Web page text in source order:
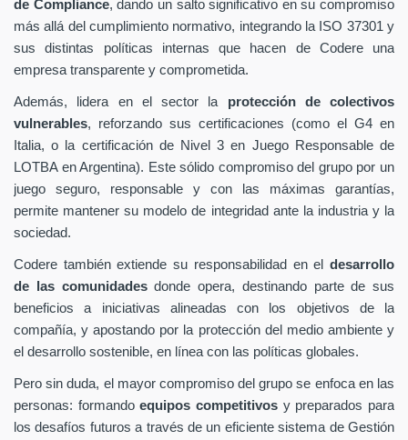
de Compliance, dando un salto significativo en su compromiso
más allá del cumplimiento normativo, integrando la ISO 37301 y
sus distintas políticas internas que hacen de Codere una
empresa transparente y comprometida.
Además, lidera en el sector la protección de colectivos
vulnerables, reforzando sus certificaciones (como el G4 en
Italia, o la certificación de Nivel 3 en Juego Responsable de
LOTBA en Argentina). Este sólido compromiso del grupo por un
juego seguro, responsable y con las máximas garantías,
permite mantener su modelo de integridad ante la industria y la
sociedad.
Codere también extiende su responsabilidad en el desarrollo
de las comunidadesdonde opera, destinando parte de sus
beneficios a iniciativas alineadas con los objetivos de la
compañía, y apostando por la protección del medio ambiente y
el desarrollo sostenible, en línea con las políticas globales.
Pero sin duda, el mayor compromiso del grupo se enfoca en las
personas: formandoequipos competitivos y preparados para
los desafíos futuros a través de un eficiente sistema de Gestión